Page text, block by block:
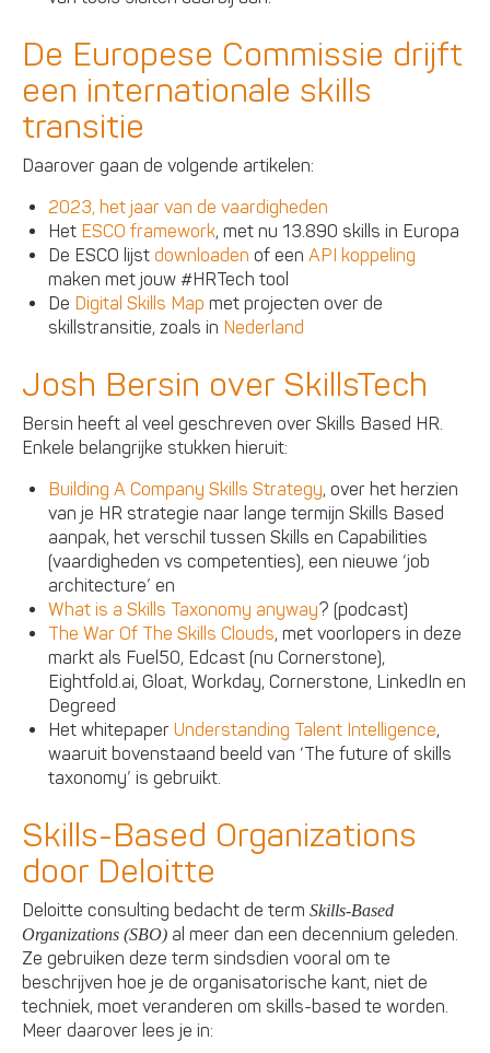
De Europese Commissie drijft
een internationale skills
transitie
Daarover gaan de volgende artikelen:
2023, het jaar van de vaardigheden
Het ESCO framework, met nu 13.890 skills in Europa
De ESCO lijstdownloadenof eenAPI koppeling
maken met jouw #HRTech tool
De Digital Skills Mapmet projecten over de
skillstransitie, zoals in Nederland
Josh Bersin over SkillsTech
Bersin heeft al veel geschreven over Skills Based HR.
Enkele belangrijke stukken hieruit:
Building A Company Skills Strategy, over het herzien
van je HR strategie naar lange termijn Skills Based
aanpak, het verschil tussen Skills en Capabilities
(vaardigheden vs competenties), een nieuwe ‘job
architecture’ en
What is a Skills Taxonomy anyway? (podcast)
The War Of The Skills Clouds, met voorlopers in deze
markt als Fuel50, Edcast (nu Cornerstone),
Eightfold.ai, Gloat, Workday, Cornerstone, LinkedIn en
Degreed
Het whitepaperUnderstanding Talent Intelligence,
waaruit bovenstaand beeld van ‘The future of skills
taxonomy’ is gebruikt.
Skills-Based Organizations
door Deloitte
Deloitte consulting bedacht de termSkills-Based
Organizations (SBO) al meer dan een decennium geleden.
Ze gebruiken deze term sindsdien vooral om te
beschrijven hoe je de organisatorische kant, niet de
techniek, moet veranderen om skills-based te worden.
Meer daarover lees je in: